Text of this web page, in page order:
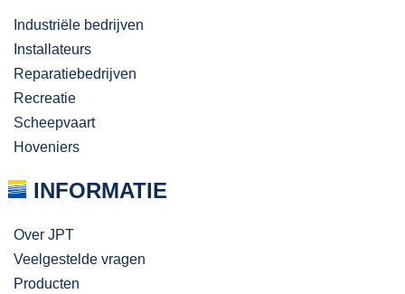
Industriële bedrijven
Installateurs
Reparatiebedrijven
Recreatie
Scheepvaart
Hoveniers
INFORMATIE
Over JPT
Veelgestelde vragen
Producten